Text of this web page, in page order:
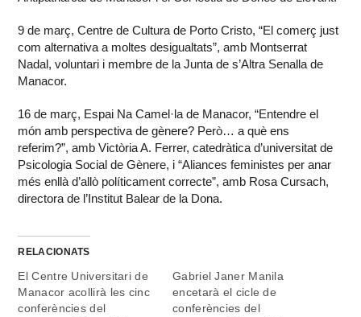
9 de març, Centre de Cultura de Porto Cristo, “El comerç just
com alternativa a moltes desigualtats”, amb Montserrat
Nadal, voluntari i membre de la Junta de s’Altra Senalla de
Manacor.
16 de març, Espai Na Camel·la de Manacor, “Entendre el
món amb perspectiva de gènere? Però… a què ens
referim?”, amb Victòria A. Ferrer, catedràtica d’universitat de
Psicologia Social de Gènere, i “Aliances feministes per anar
més enllà d’allò políticament correcte”, amb Rosa Cursach,
directora de l’Institut Balear de la Dona.
RELACIONATS
El Centre Universitari de
Manacor acollirà les cinc
conferències del
Gabriel Janer Manila
encetarà el cicle de
conferències del